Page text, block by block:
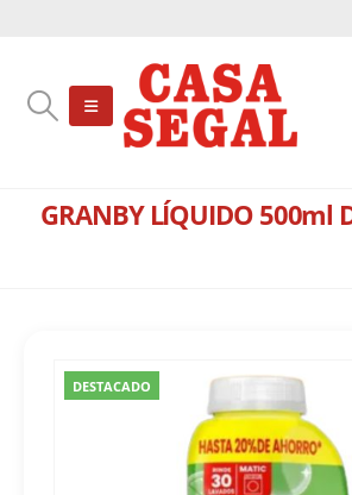
GRANBY LÍQUIDO 500ml
DESTACADO